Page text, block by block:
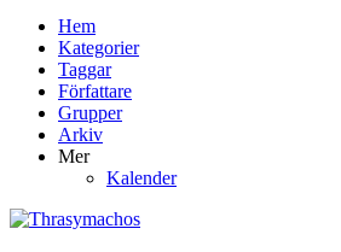
Hem
Kategorier
Taggar
Författare
Grupper
Arkiv
Mer
Kalender